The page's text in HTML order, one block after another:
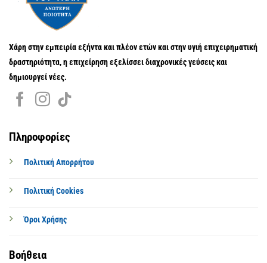
Χάρη στην εμπειρία εξήντα και πλέον ετών και στην υγιή επιχειρηματική
δραστηριότητα, η επιχείρηση εξελίσσει διαχρονικές γεύσεις και
δημιουργεί νέες.
Πληροφορίες
Πολιτική Απορρήτου
Πολιτική Cookies
Όροι Χρήσης
Βοήθεια